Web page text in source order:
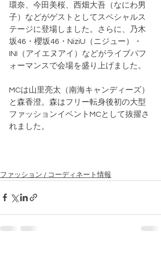
環奈、今田美桜、西畑大吾（なにわ男
子）などがゲストとしてスペシャルス
テージに登場しました。さらに、乃木
坂46・櫻坂46・NiziU（ニジュー）・
INI（アイエヌアイ）などがライブパフ
ォーマンスで会場を盛り上げました。
MCは山里亮太（南海キャンディーズ）
と森香澄。森はフリー転身後初の大型
ファッションイベントMCとして抜擢さ
れました。
ファッション / コーディネート情報